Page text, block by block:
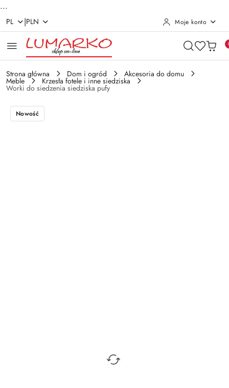
...
Przejdź do treści głównej
Przejdź do wyszukiwarki
Przejdź do moje konto
Przejdź do menu głównego
Przejdź do opisu produktu
Przejdź do stopki
PL |PLN Moje konto
Strona główna Dom i ogród Akcesoria do domu
Meble Krzesła fotele i inne siedziska
Worki do siedzenia siedziska pufy
Nowość